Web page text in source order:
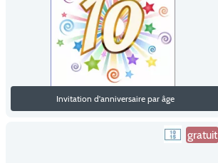
Invitation d'anniversaire par âge
gratuit